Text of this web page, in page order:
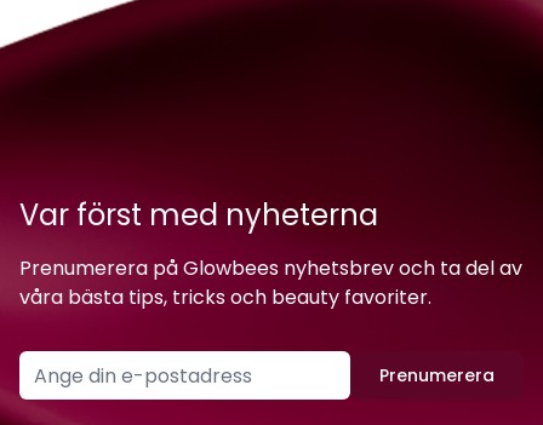
Var först med nyheterna
Prenumerera på Glowbees nyhetsbrev och ta del av
våra bästa tips, tricks och beauty favoriter.
Prenumerera